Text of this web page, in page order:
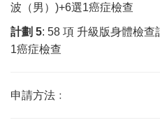
波（男）)+6選1癌症檢查
計劃 5: 58 項 升級版身體檢查
1癌症檢查
申請方法﹕